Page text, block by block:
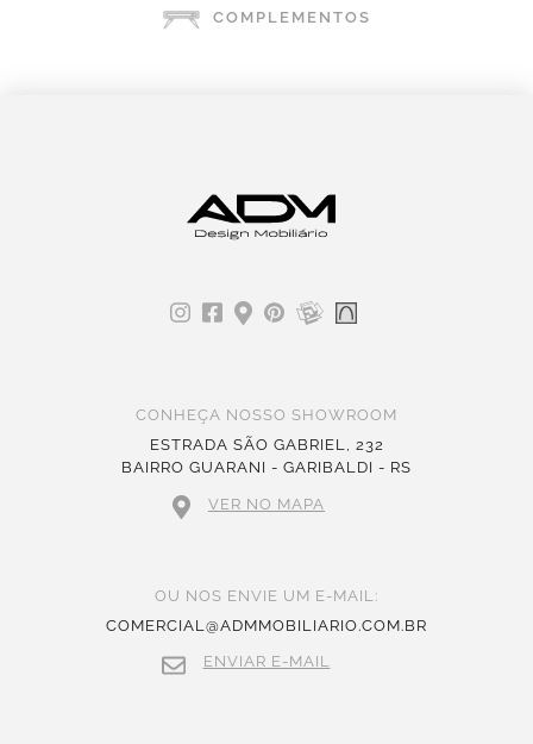
COMPLEMENTOS
CONHEÇA NOSSO SHOWROOM
ESTRADA SÃO GABRIEL, 232
BAIRRO GUARANI - GARIBALDI - RS
VER NO MAPA
OU NOS ENVIE UM E-MAIL:
COMERCIAL@ADMMOBILIARIO.COM.BR
ENVIAR E-MAIL